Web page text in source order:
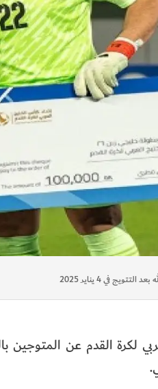
في 4 يناير 2025